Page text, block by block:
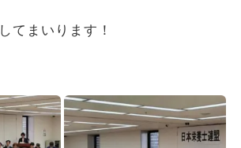
てまいります！